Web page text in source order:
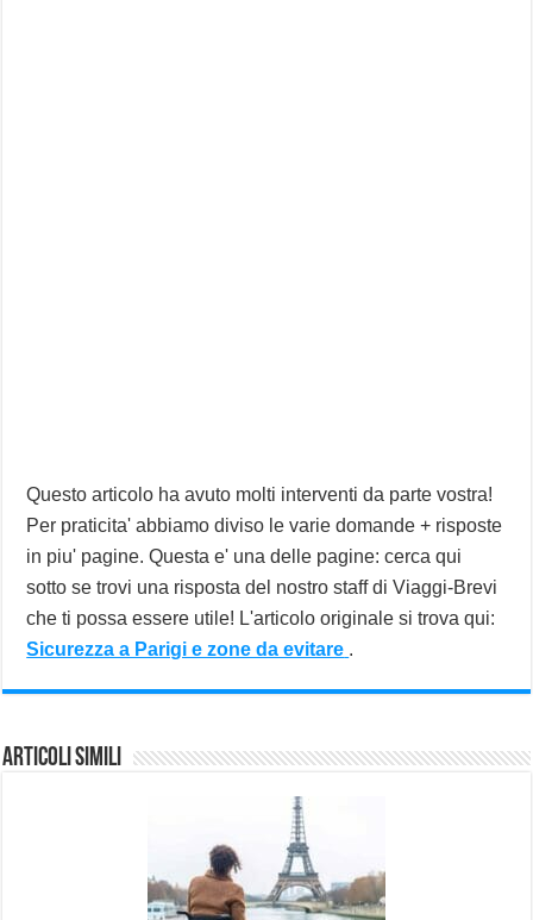
Questo articolo ha avuto molti interventi da parte vostra!
Per praticita' abbiamo diviso le varie domande + risposte
in piu' pagine. Questa e' una delle pagine: cerca qui
sotto se trovi una risposta del nostro staff di Viaggi-Brevi
che ti possa essere utile! L'articolo originale si trova qui:
Sicurezza a Parigi e zone da evitare .
Articoli Simili